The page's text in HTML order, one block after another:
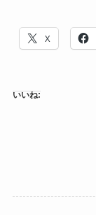
X
いいね: